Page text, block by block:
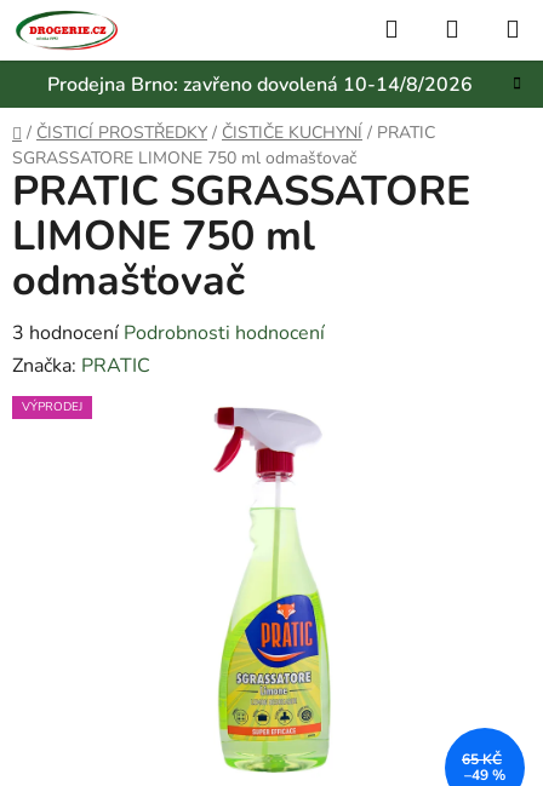
Přejít
na
obsah
Prodejna Brno: zavřeno dovolená 10-14/8/2026
Hledat
KOŠÍK
Domů
/ ČISTICÍ PROSTŘEDKY / ČISTIČE KUCHYNÍ / PRATIC
SGRASSATORE LIMONE 750 ml odmašťovač
PRATIC SGRASSATORE
LIMONE 750 ml
odmašťovač
Průměrné
hodnocení
produktu
3 hodnocení Podrobnosti hodnocení
Značka: PRATIC
VÝPRODEJ
65 KČ
–49 %